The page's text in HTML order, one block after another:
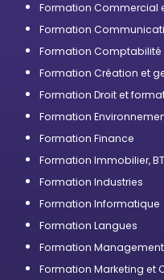
Formation Commercial
Formation
Formation Comptabilité
Formation Création et
Formation Droit et
Formation
Formation Finance
Formation Immobilier,
Formation Industries
Formation Informatique
Formation Langues
Formation Management
Formation Marketing et